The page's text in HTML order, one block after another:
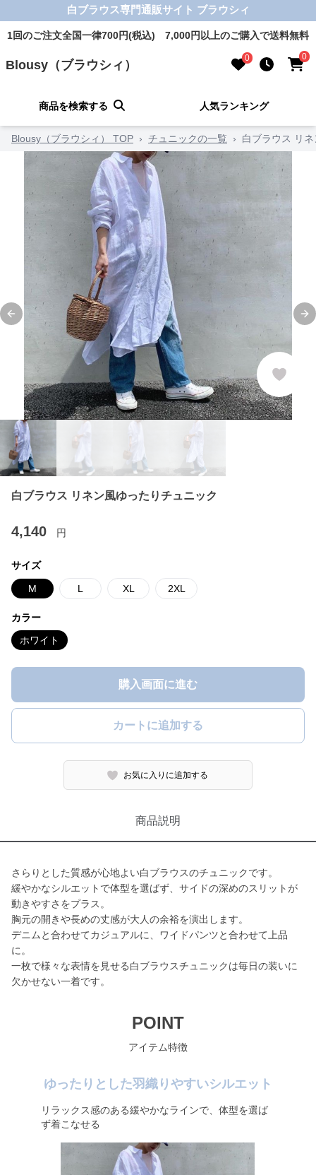
白ブラウス専門通販サイト ブラウシィ
1回のご注文全国一律700円(税込) 7,000円以上のご購入で送料無料
Blousy（ブラウシィ） 0 0
商品を検索する 人気ランキング
Blousy（ブラウシィ） TOP › チュニックの一覧 › 白ブラウス リ
Previous slide
白ブラウス リネン風ゆったりチュニック
4,140 円
サイズ
M L XL 2XL
カラー
ホワイト
購入画面に進む
カートに追加する
お気に入りに追加する
商品説明
さらりとした質感が心地よい白ブラウスのチュニックです。
緩やかなシルエットで体型を選ばず、サイドの深めのスリットが
動きやすさをプラス。
胸元の開きや長めの丈感が大人の余裕を演出します。
デニムと合わせてカジュアルに、ワイドパンツと合わせて上品
に。
一枚で様々な表情を見せる白ブラウスチュニックは毎日の装いに
欠かせない一着です。
POINT
アイテム特徴
ゆったりとした羽織りやすいシルエット
リラックス感のある緩やかなラインで、体型を選ば
ず着こなせる